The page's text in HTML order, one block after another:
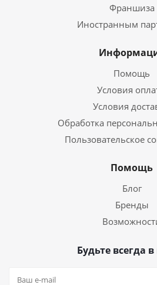
Франшиза
Иностранным
Помощь
Условия
Условия
Обработка
Пользовательское
Помощь
Блог
Бренды
Будьте всегда в